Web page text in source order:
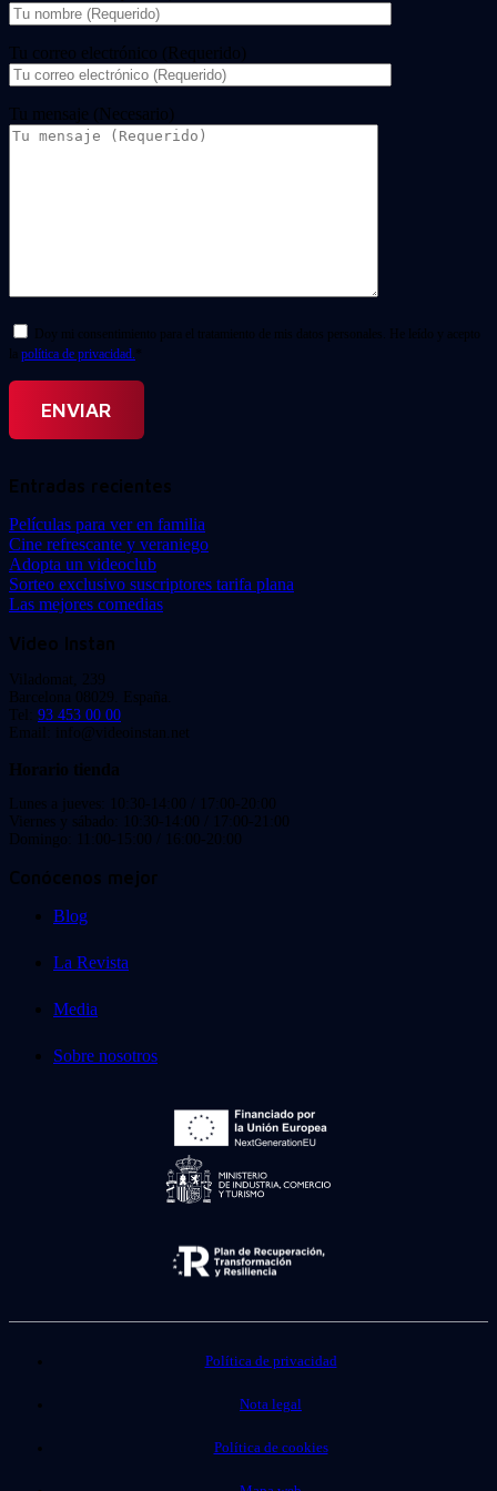
Tu correo electrónico (Requerido)
Tu mensaje (Necesario)
Doy mi consentimiento para el tratamiento de mis datos personales. He leído y acepto
la política de privacidad. *
Entradas recientes
Películas para ver en familia
Cine refrescante y veraniego
Adopta un videoclub
Sorteo exclusivo suscriptores tarifa plana
Las mejores comedias
Video Instan
Viladomat, 239
Barcelona 08029. España.
Tel: 93 453 00 00
Email: info@videoinstan.net
Horario tienda
Lunes a jueves: 10:30-14:00 / 17:00-20:00
Viernes y sábado: 10:30-14:00 / 17:00-21:00
Domingo: 11:00-15:00 / 16:00-20:00
Conócenos mejor
Blog
La Revista
Media
Sobre nosotros
Política de privacidad
Nota legal
Política de cookies